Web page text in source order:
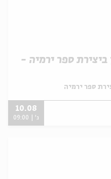
ירמיהו ותלמידיו - עיון ביצירת ספר ירמיה -
ספר ירמיה
10.08
ג' | 09:00